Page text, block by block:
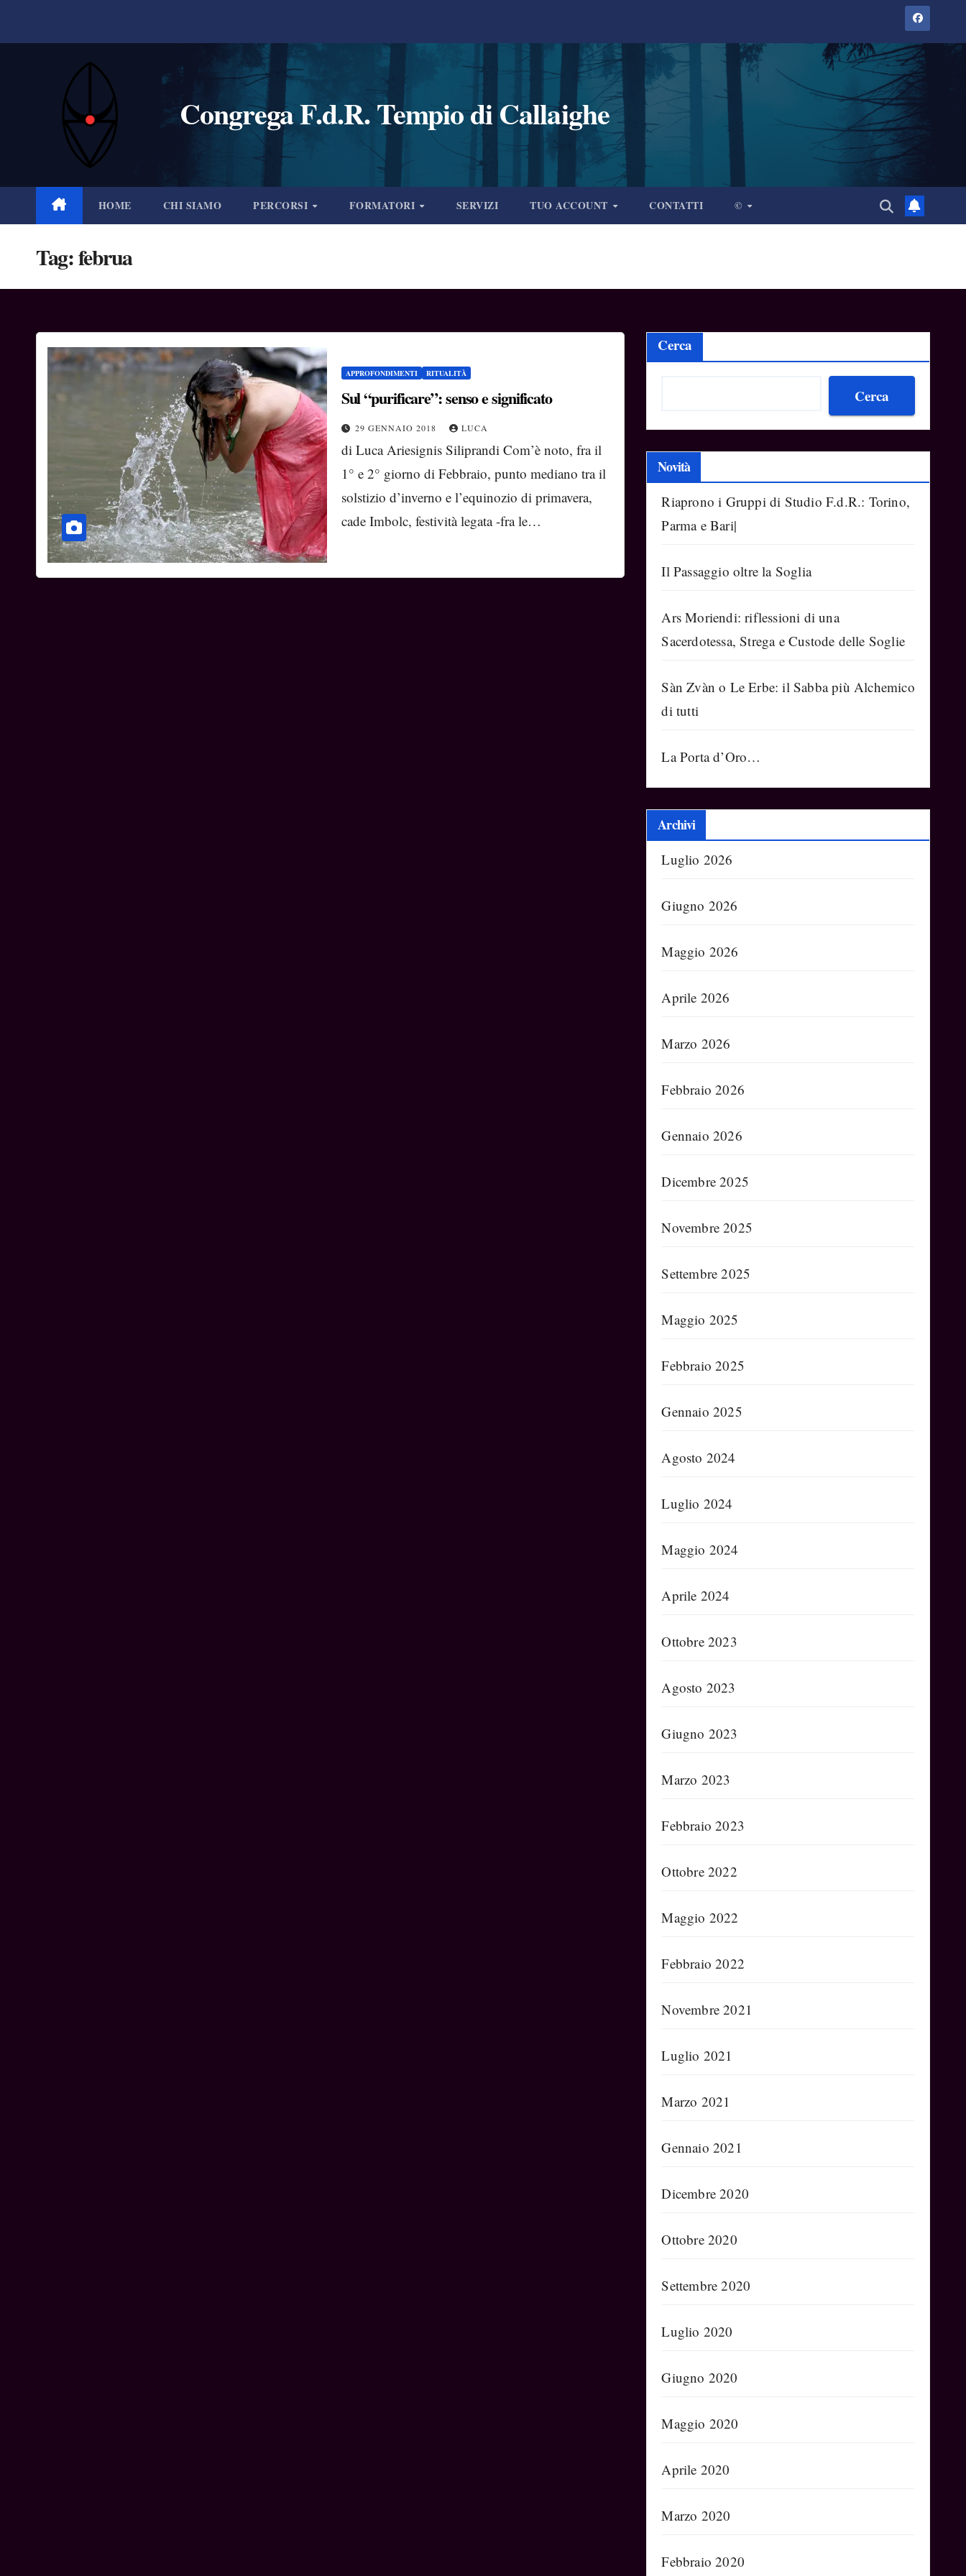
Congrega F.d.R. Tempio di Callaighe
HOME CHI SIAMO PERCORSI FORMATORI SERVIZI TUO ACCOUNT CONTATTI ©
Tag:februa
APPROFONDIMENTI RITUALITÀ
Sul “purificare”: senso e significato
29 GENNAIO 2018 LUCA
di Luca Ariesignis Siliprandi Com’è noto, fra il
1° e 2° giorno di Febbraio, punto mediano tra il
solstizio d’inverno e l’equinozio di primavera,
cade Imbolc, festività legata -fra le…
Cerca
Cerca
Novità
Riaprono i Gruppi di Studio F.d.R.: Torino,
Parma e Bari|
Il Passaggio oltre la Soglia
Ars Moriendi: riflessioni di una
Sacerdotessa, Strega e Custode delle Soglie
Sàn Zvàn o Le Erbe: il Sabba più Alchemico
di tutti
La Porta d’Oro…
Archivi
Luglio 2026
Giugno 2026
Maggio 2026
Aprile 2026
Marzo 2026
Febbraio 2026
Gennaio 2026
Dicembre 2025
Novembre 2025
Settembre 2025
Maggio 2025
Febbraio 2025
Gennaio 2025
Agosto 2024
Luglio 2024
Maggio 2024
Aprile 2024
Ottobre 2023
Agosto 2023
Giugno 2023
Marzo 2023
Febbraio 2023
Ottobre 2022
Maggio 2022
Febbraio 2022
Novembre 2021
Luglio 2021
Marzo 2021
Gennaio 2021
Dicembre 2020
Ottobre 2020
Settembre 2020
Luglio 2020
Giugno 2020
Maggio 2020
Aprile 2020
Marzo 2020
Febbraio 2020